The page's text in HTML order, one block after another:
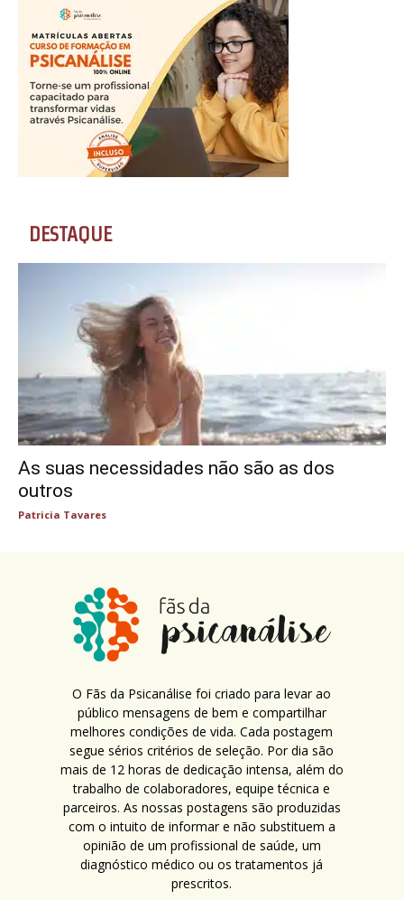
DESTAQUE
As suas necessidades não são as dos
outros
Patricia Tavares
O Fãs da Psicanálise foi criado para levar ao
público mensagens de bem e compartilhar
melhores condições de vida. Cada postagem
segue sérios critérios de seleção. Por dia são
mais de 12 horas de dedicação intensa, além do
trabalho de colaboradores, equipe técnica e
parceiros. As nossas postagens são produzidas
com o intuito de informar e não substituem a
opinião de um profissional de saúde, um
diagnóstico médico ou os tratamentos já
prescritos.